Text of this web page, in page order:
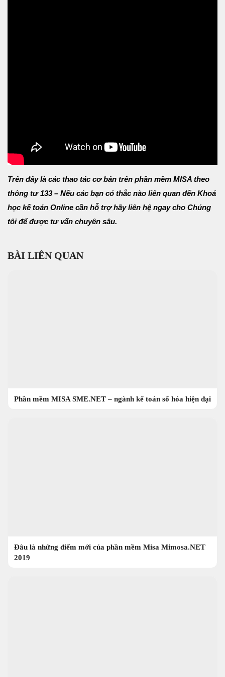
Trên đây là các thao tác cơ bản trên phần mềm MISA theo
thông tư 133 – Nếu các bạn có thắc nào liên quan đến Khoá
học kế toán Online cần hỗ trợ hãy liên hệ ngay cho Chúng
tôi để được tư vấn chuyên sâu.
BÀI LIÊN QUAN
Phần mềm MISA SME.NET – ngành kế toán số hóa hiện đại
Đâu là những điểm mới của phần mềm Misa Mimosa.NET
2019